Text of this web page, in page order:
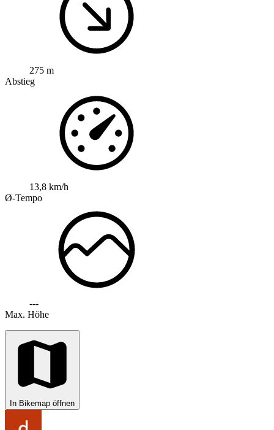
275 m
Abstieg
13,8 km/h
Ø-Tempo
---
Max. Höhe
In Bikemap öffnen